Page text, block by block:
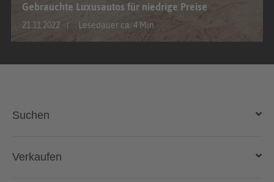
Gebrauchte Luxusautos für niedrige Preise
21.11.2022 Lesedauer ca. 4 Min
Suchen
Auto kaufen
Verkaufen